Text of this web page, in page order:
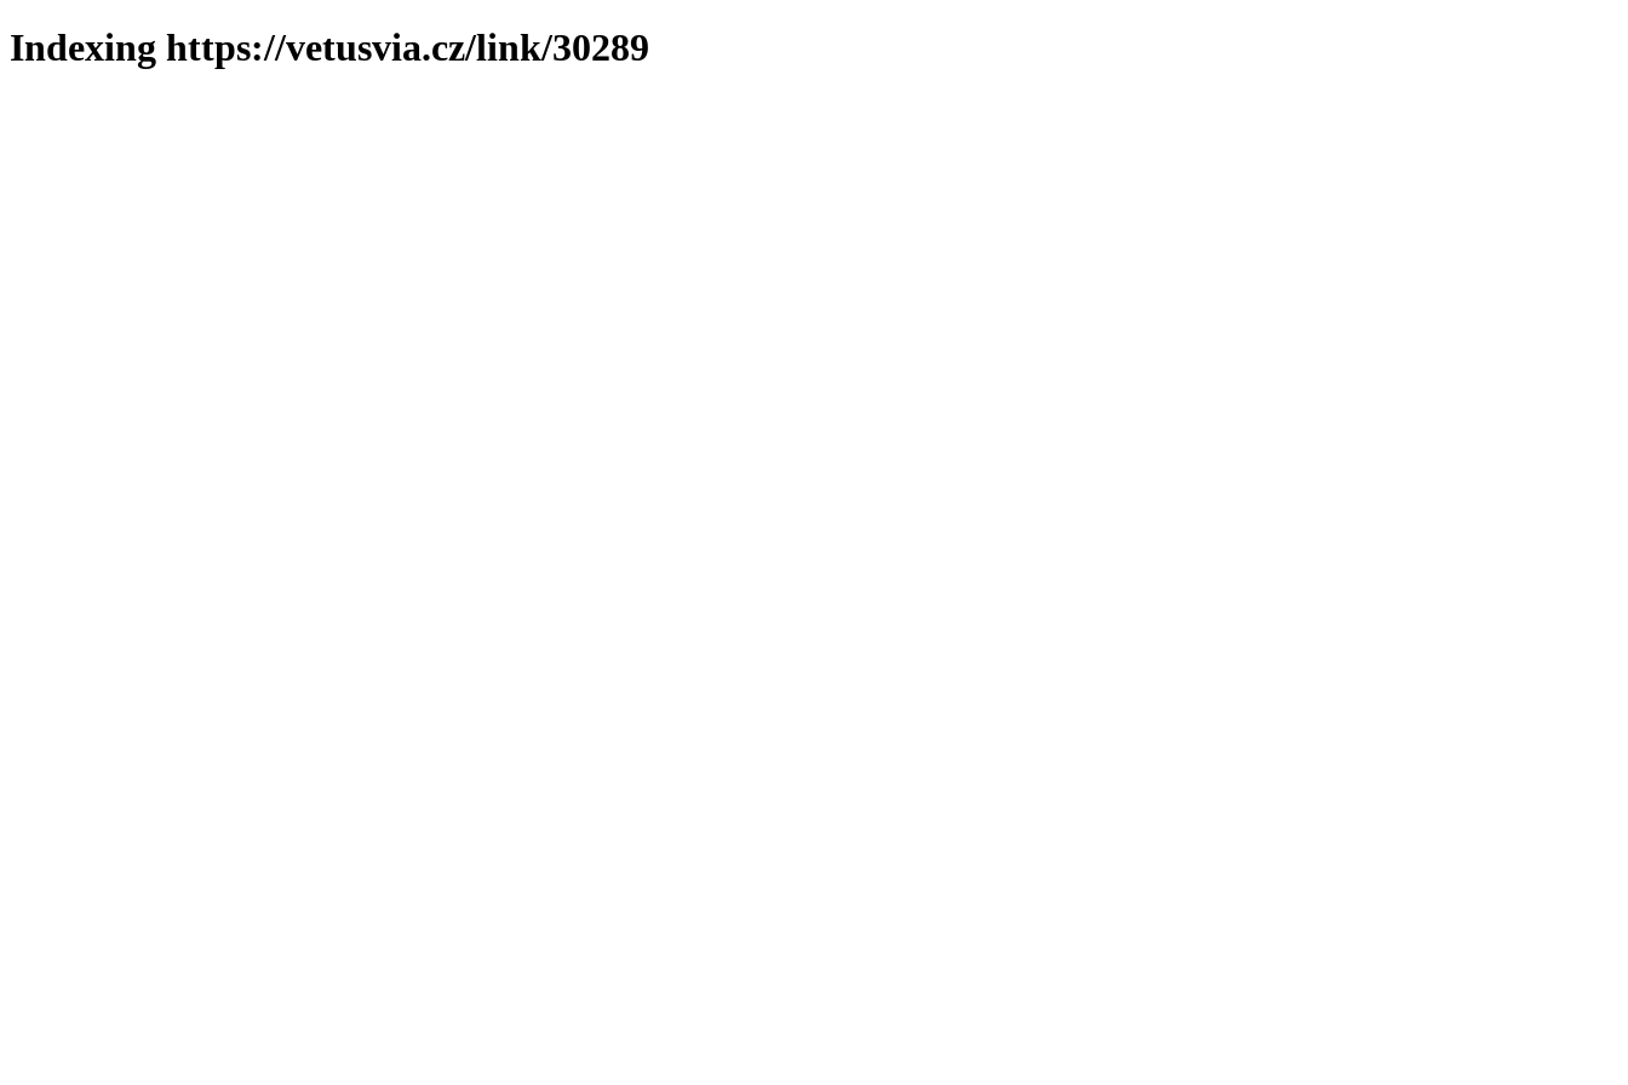
Indexing https://vetusvia.cz/link/30289